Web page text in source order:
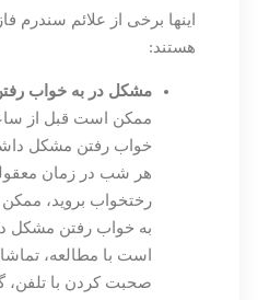
اینها برخی از علائم سندرم
هستند:
مشکل در به خواب
خواب رفتن مشکل
هر شب در زمان
رختخواب بروید،
به خواب رفتن مشکل
است با مطالعه،
صحبت کردن با تلفن،